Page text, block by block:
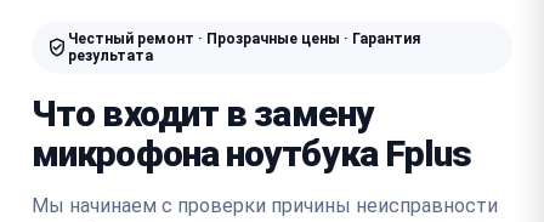
Честный ремонт · Прозрачные цены · Гарантия
результата
Что входит в замену
микрофона ноутбука Fplus
Мы начинаем с проверки причины неисправности